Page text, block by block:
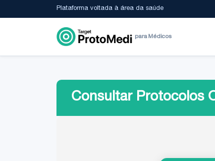
Plataforma voltada à área da saúde
para Médicos
Consultar Protocolos